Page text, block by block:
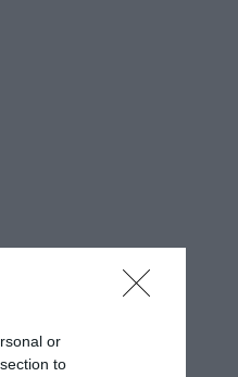
or
to